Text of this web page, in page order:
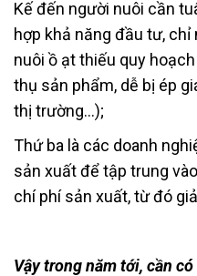
Kế đến người nuôi cần
hợp khả năng đầu tư, chỉ
nuôi ồ ạt thiếu quy
thụ sản phẩm, dễ bị ép
thị trường…);
Thứ ba là các doanh
sản xuất để tập trung
chí phí sản xuất, từ đó
Vậy trong năm tới, cần